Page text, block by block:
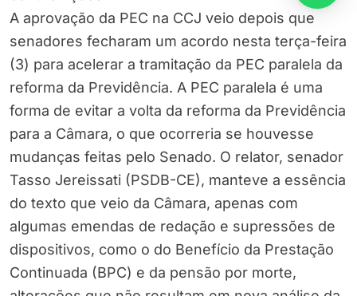
A aprovação da PEC na CCJ veio depois que
senadores fecharam um acordo nesta terça-feira
(3) para acelerar a tramitação da PEC paralela da
reforma da Previdência. A PEC paralela é uma
forma de evitar a volta da reforma da Previdência
para a Câmara, o que ocorreria se houvesse
mudanças feitas pelo Senado. O relator, senador
Tasso Jereissati (PSDB-CE), manteve a essência
do texto que veio da Câmara, apenas com
algumas emendas de redação e supressões de
dispositivos, como o do Benefício da Prestação
Continuada (BPC) e da pensão por morte,